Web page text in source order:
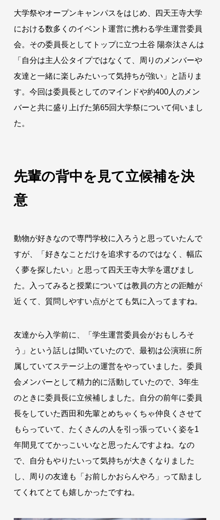
大学祭やオープンキャンパスをはじめ、四天王寺大学
における数多くのイベント運営に携わる学生運営委員
会。その委員長としてトップに立つ土谷 陽奈汰さんは
「自分は主人公タイプではなくて、周りのメンバーや
友達と一緒に楽しみたいって気持ちが強い」と語りま
す。今回は委員長としてのマインドや約400人のメン
バーと共に盛り上げた第65回大学祭について伺いまし
た。
先輩の背中を見て立候補を決
意
動物が好きなので専門学校に入ろうと思っていたんで
すが、「好きなことだけを追求するのではなく、幅広
く夢を探したい」と思って四天王寺大学を選びまし
た。入ってみると授業については教員の方との距離が
近くて、質問しやすい点がとても気に入ってますね。
友達から入学前に、「学生運営委員会がおもしろそ
う」という話しは聞いていたので、最初は公演班に所
属していてステージ上の運営をやっていました。委員
会メンバーとして精力的に活動していたので、3年生
のときに委員長に立候補しました。自分の前年に委員
長をしていた西田和先輩とめちゃくちゃ仲良くさせて
もらっていて、たくさんの人を引っ張っていく姿を1
年間見ててかっこいいなと思ったんですよね。なの
で、自分もやりたいって気持ちが大きくなりました
し、周りの友達も「お前しかおらんやろ」って励まし
てくれてとても嬉しかったですね。